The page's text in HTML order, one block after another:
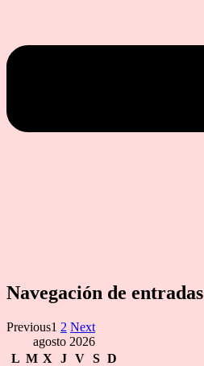
Navegación de entradas
Previous1 2 Next
agosto 2026
L M X J V S D